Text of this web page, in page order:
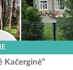
vilas bei tyliai
visada puikia
labai...
Kačerginė“